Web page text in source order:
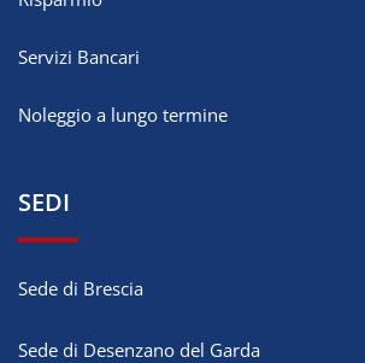
Servizi Bancari
Noleggio a lungo termine
SEDI
Sede di Brescia
Sede di Desenzano del Garda